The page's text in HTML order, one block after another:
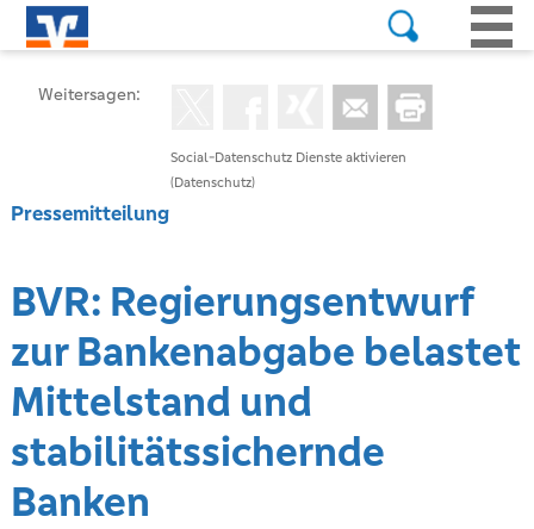
Social-Datenschutz Dienste aktivieren
(Datenschutz)
Weitersagen:
Pressemitteilung
BVR: Regierungsentwurf
zur Bankenabgabe belastet
Mittelstand und
stabilitätssichernde
Banken